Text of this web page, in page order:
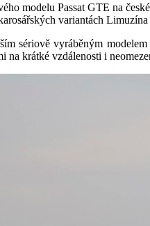
modelu Passat GTE na
variantách
sériově vyráběným
na krátké vzdálenosti i